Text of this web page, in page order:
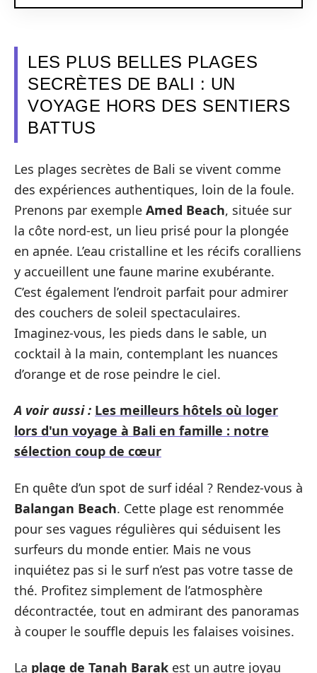
LES PLUS BELLES PLAGES
SECRÈTES DE BALI : UN
VOYAGE HORS DES SENTIERS
BATTUS
Les plages secrètes de Bali se vivent comme
des expériences authentiques, loin de la foule.
Prenons par exemple Amed Beach, située sur
la côte nord-est, un lieu prisé pour la plongée
en apnée. L’eau cristalline et les récifs coralliens
y accueillent une faune marine exubérante.
C’est également l’endroit parfait pour admirer
des couchers de soleil spectaculaires.
Imaginez-vous, les pieds dans le sable, un
cocktail à la main, contemplant les nuances
d’orange et de rose peindre le ciel.
A voir aussi : Les meilleurs hôtels où loger
lors d'un voyage à Bali en famille : notre
sélection coup de cœur
En quête d’un spot de surf idéal ? Rendez-vous à
Balangan Beach. Cette plage est renommée
pour ses vagues régulières qui séduisent les
surfeurs du monde entier. Mais ne vous
inquiétez pas si le surf n’est pas votre tasse de
thé. Profitez simplement de l’atmosphère
décontractée, tout en admirant des panoramas
à couper le souffle depuis les falaises voisines.
La plage de Tanah Barak est un autre joyau